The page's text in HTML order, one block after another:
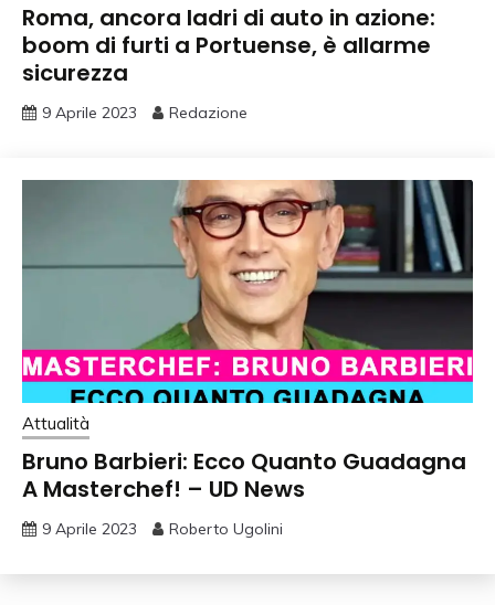
Roma, ancora ladri di auto in azione:
boom di furti a Portuense, è allarme
sicurezza
9 Aprile 2023 Redazione
Attualità
Bruno Barbieri: Ecco Quanto Guadagna
A Masterchef! – UD News
9 Aprile 2023 Roberto Ugolini